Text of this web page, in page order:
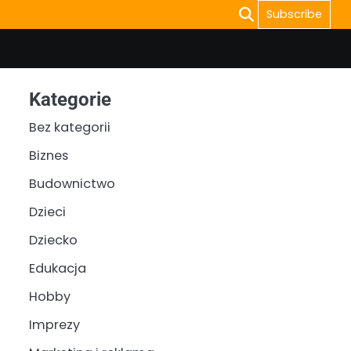
Subscribe
Kategorie
Bez kategorii
Biznes
Budownictwo
Dzieci
Dziecko
Edukacja
Hobby
Imprezy